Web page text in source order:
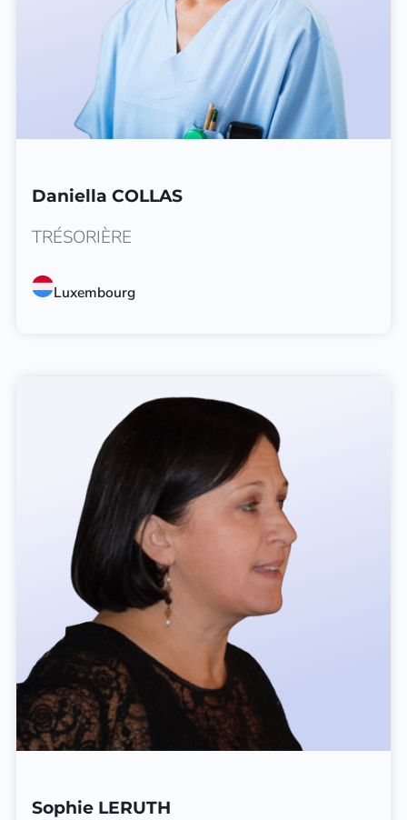
Daniella COLLAS
TRÉSORIÈRE
Luxembourg
Sophie LERUTH